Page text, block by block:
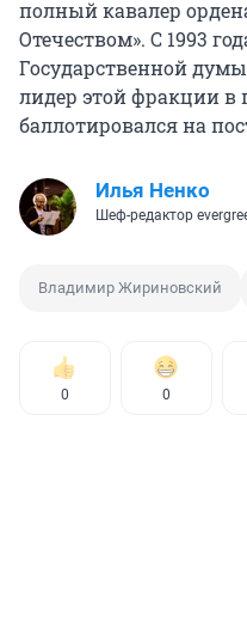
полный кавалер
Отечеством». С 1993
Государственной думы
лидер этой фракции в
баллотировался на
Илья Ненко
Шеф-редактор
Владимир Жириновский
0 0